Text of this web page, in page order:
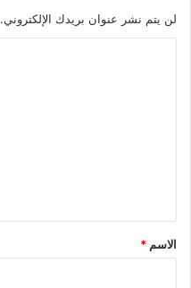
لن يتم نشر عنوان بريدك الإلكتروني.
*
الاسم *